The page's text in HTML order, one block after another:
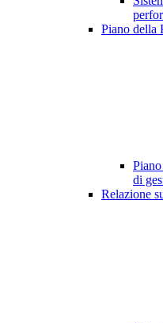
Piano della
di
Relazione